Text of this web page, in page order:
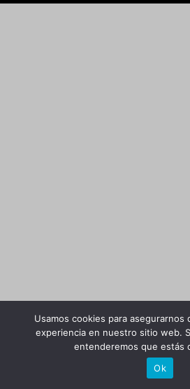
Usamos cookies para
experiencia en nuestro sitio web.
entenderemos que estás
Ok